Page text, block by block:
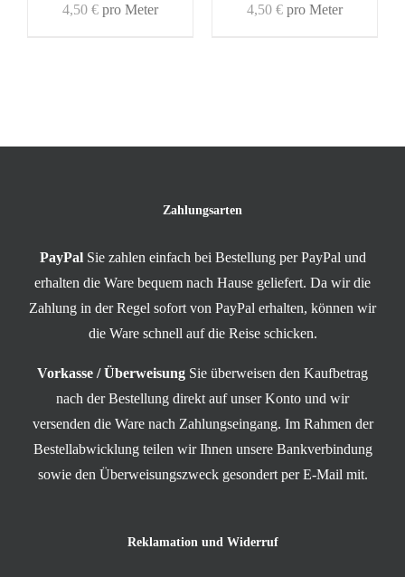
4,50 € pro Meter
4,50 € pro Meter
Zahlungsarten
PayPal Sie zahlen einfach bei Bestellung per PayPal und
erhalten die Ware bequem nach Hause geliefert. Da wir die
Zahlung in der Regel sofort von PayPal erhalten, können wir
die Ware schnell auf die Reise schicken.
Vorkasse / Überweisung Sie überweisen den Kaufbetrag
nach der Bestellung direkt auf unser Konto und wir
versenden die Ware nach Zahlungseingang. Im Rahmen der
Bestellabwicklung teilen wir Ihnen unsere Bankverbindung
sowie den Überweisungszweck gesondert per E-Mail mit.
Reklamation und Widerruf